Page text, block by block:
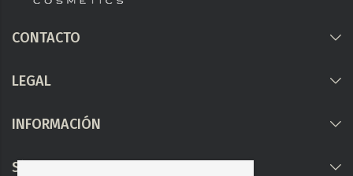
CONTACTO
LEGAL
INFORMACIÓN
Síguenos